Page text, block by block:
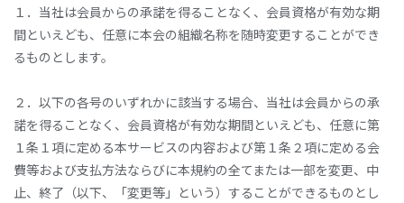
１．当社は会員からの承諾を得ることなく、会員資格が有効な期
間といえども、任意に本会の組織名称を随時変更することができ
るものとします。
２．以下の各号のいずれかに該当する場合、当社は会員からの承
諾を得ることなく、会員資格が有効な期間といえども、任意に第
１条１項に定める本サービスの内容および第１条２項に定める会
費等および支払方法ならびに本規約の全てまたは一部を変更、中
止、終了（以下、「変更等」という）することができるものとし